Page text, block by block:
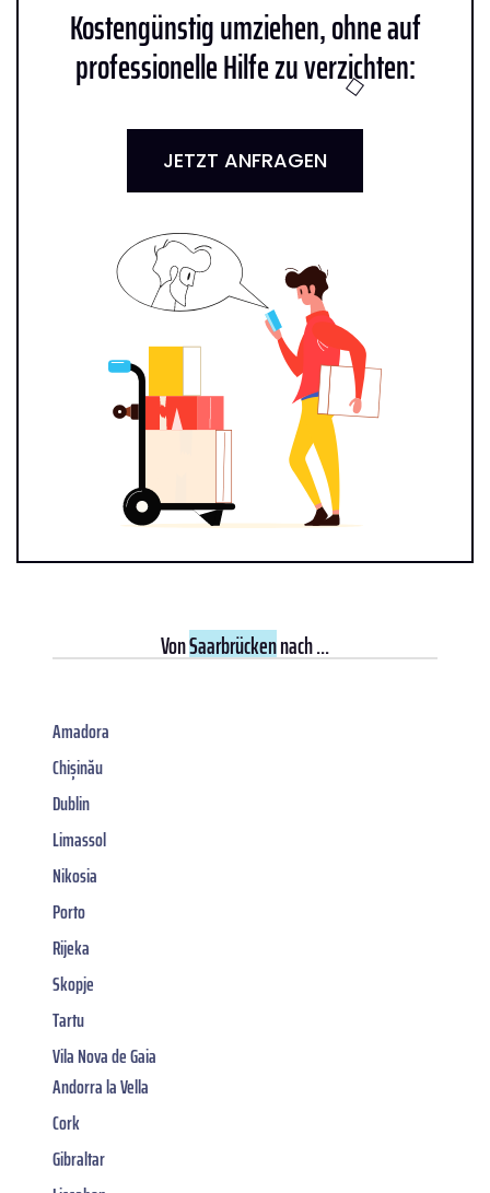
Kostengünstig umziehen, ohne auf
professionelle Hilfe zu verzichten:
JETZT ANFRAGEN
VonSaarbrückennach ...
Amadora
Chișinău
Dublin
Limassol
Nikosia
Porto
Rijeka
Skopje
Tartu
Vila Nova de Gaia
Andorra la Vella
Cork
Gibraltar